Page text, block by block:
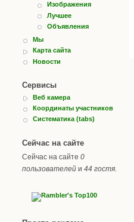
Изображения
Лучшее
Объявления
Мы
Карта сайта
Новости
Сервисы
Веб камера
Координаты участников
Систематика (tabs)
Сейчас на сайте
Сейчас на сайте 0
пользователей и 44 гостя